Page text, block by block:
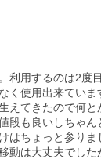
利用するのは2度
く使用出来てい
えてきたので何と
段も良いしちゃ
はちょっと参り
動は大丈夫でした